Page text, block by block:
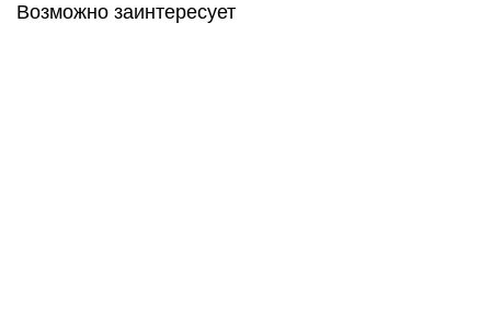
Возможно заинтересует